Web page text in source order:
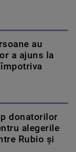
au
a ajuns la
donatorilor
alegerile
Rubio și